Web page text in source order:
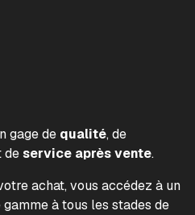
gage de qualité, de
deservice après vente.
achat, vous accédez à un
à tous les stades de